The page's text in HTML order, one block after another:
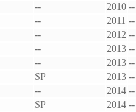
-- 2010 --
-- 2011 --
-- 2012 --
-- 2013 --
-- 2013 --
SP 2013 --
-- 2014 --
SP 2014 --